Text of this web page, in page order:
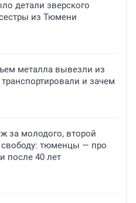
детали зверского
из Тюмени
металла вывезли из
и зачем
за молодого, второй
свободу: тюменцы — про
после 40 лет